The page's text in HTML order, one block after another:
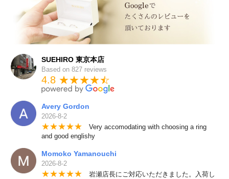
SUEHIRO 東京本店
Based on 827 reviews
4.8 ★★★★★
☆
Avery Gordon
2026-8-2
★★★★★ Very accomodating with choosing a ring
and good englishy
Momoko Yamanouchi
2026-8-2
★★★★★ 岩瀬店長にご対応いただきました。入荷し